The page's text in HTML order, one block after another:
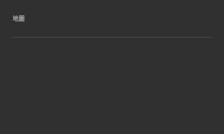
地圖